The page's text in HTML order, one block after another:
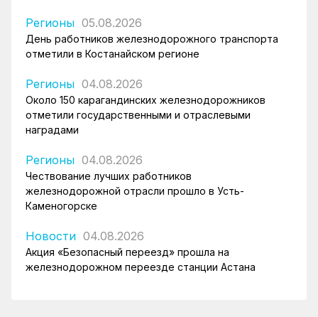
Регионы 05.08.2026
День работников железнодорожного транспорта
отметили в Костанайском регионе
Регионы 04.08.2026
Около 150 карагандинских железнодорожников
отметили государственными и отраслевыми
наградами
Регионы 04.08.2026
Чествование лучших работников
железнодорожной отрасли прошло в Усть-
Каменогорске
Новости 04.08.2026
Акция «Безопасный переезд» прошла на
железнодорожном переезде станции Астана